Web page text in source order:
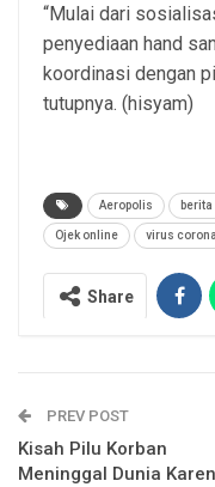
“Mulai dari
penyediaan hand
koordinasi dengan
tutupnya. (hisyam)
Aeropolis berita
Ojek online virus corona
Share
PREV POST
Kisah Pilu Korban
Meninggal Dunia